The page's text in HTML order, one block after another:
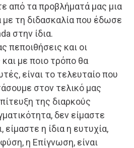
από τα προβλήματά μας μια
τη διδασκαλία που έδωσε
στην ίδια.
πεποιθήσεις και οι
με ποιο τρόπο θα
είναι το τελευταίο που
στον τελικό μας
της διαρκούς
δεν είμαστε
είμαστε η ίδια η ευτυχία,
η Επίγνωση, είναι